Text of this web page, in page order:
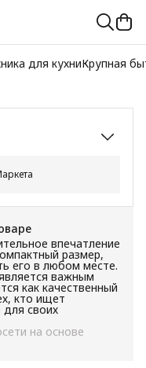
для кухниКрупная
4
0
1
0
впечатление
размер,
его в любом месте.
важным
как качественный
кто ищет
своих
на основе